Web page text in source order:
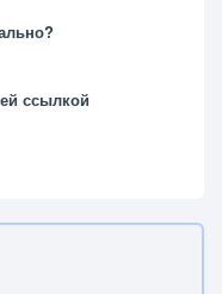
ссылкой